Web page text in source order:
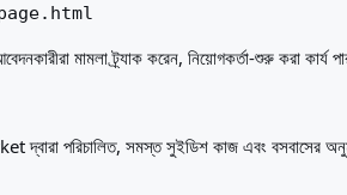
মামলা ট্র্যাক করেন, নিয়োগকর্তা-শুরু করা
পরিচালিত, সমস্ত সুইডিশ কাজ এবং বসবাসের